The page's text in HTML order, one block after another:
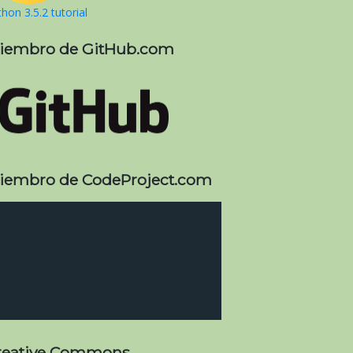
3.5.2 tutorial
de GitHub.com
de CodeProject.com